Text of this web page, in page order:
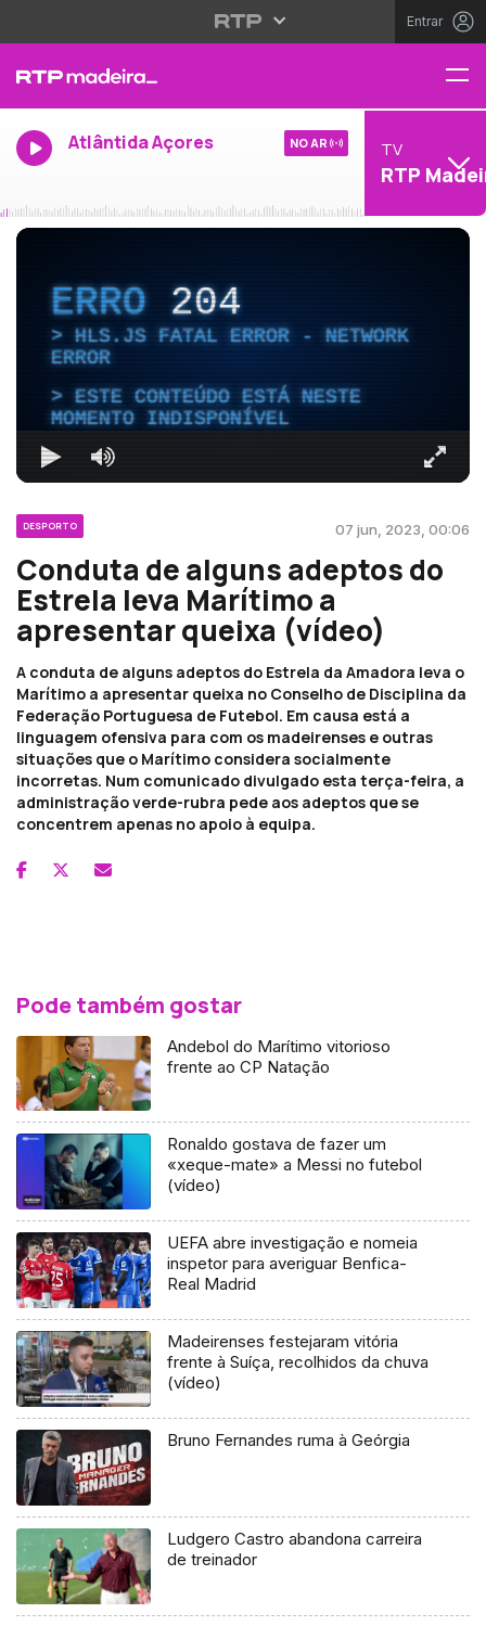
Entrar
Atlântida Açores NO AR TV
RTP
ERRO204
HLS.JS FATAL ERROR - NETWORK
ERROR
ESTE CONTEÚDO ESTÁ NESTE
MOMENTO INDISPONÍVEL
DESPORTO 07 jun, 2023, 00:06
Conduta de alguns adeptos do
Estrela leva Marítimo a
apresentar queixa (vídeo)
A conduta de alguns adeptos do Estrela da Amadora leva o
Marítimo a apresentar queixa no Conselho de Disciplina da
Federação Portuguesa de Futebol. Em causa está a
linguagem ofensiva para com os madeirenses e outras
situações que o Marítimo considera socialmente
incorretas. Num comunicado divulgado esta terça-feira, a
administração verde-rubra pede aos adeptos que se
concentrem apenas no apoio à equipa.
Pode também gostar
Andebol do Marítimo vitorioso
frente ao CP Natação
Ronaldo gostava de fazer um
«xeque-mate» a Messi no futebol
(vídeo)
UEFA abre investigação e nomeia
inspetor para averiguar Benfica-
Real Madrid
Madeirenses festejaram vitória
frente à Suíça, recolhidos da chuva
(vídeo)
Bruno Fernandes ruma à Geórgia
Ludgero Castro abandona carreira
de treinador